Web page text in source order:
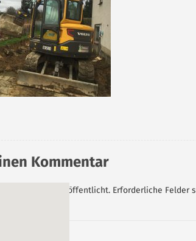
Kommentar
wird nicht veröffentlicht. Erforderliche Felder